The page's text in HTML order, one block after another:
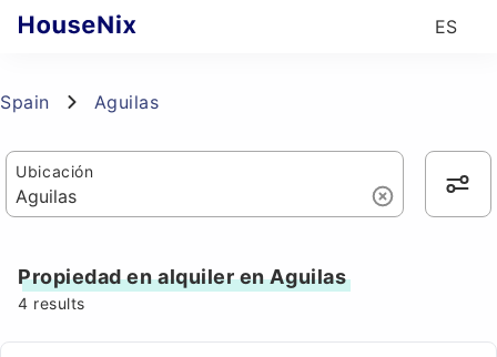
ES
Spain Aguilas
Ubicación
Propiedad en alquiler en Aguilas
4 results